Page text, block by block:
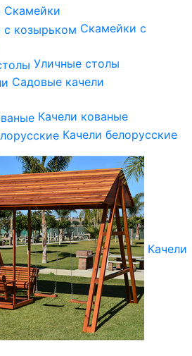
Скамейки
Скамейки с
Уличные столы
Садовые качели
Качели кованые
Качели белорусские
Качели